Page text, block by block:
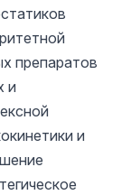
препаратов
и
и